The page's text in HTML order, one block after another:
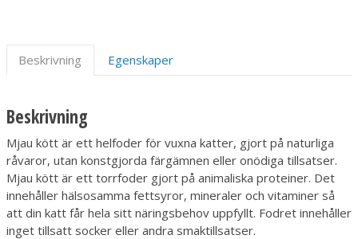
Beskrivning Egenskaper
Beskrivning
Mjau kött är ett helfoder för vuxna katter, gjort på naturliga
råvaror, utan konstgjorda färgämnen eller onödiga tillsatser.
Mjau kött är ett torrfoder gjort på animaliska proteiner. Det
innehåller hälsosamma fettsyror, mineraler och vitaminer så
att din katt får hela sitt näringsbehov uppfyllt. Fodret innehåller
inget tillsatt socker eller andra smaktillsatser.